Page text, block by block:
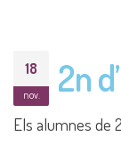
18
nov. 2n
Els alumnes de